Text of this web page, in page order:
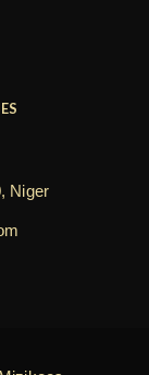
Niger